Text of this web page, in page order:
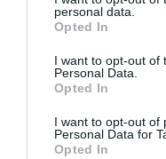
grant or deny consent
use your data for below
consent section.
personal data.
Opted In
I want to opt-out of
Personal Data.
Opted In
I want to opt-out of
Personal Data for
Opted In
αναφορές που δεν
λογοτεχνικό έργο
και ταξίδι στα
ένα ταξίδι στις
κινηματογράφο